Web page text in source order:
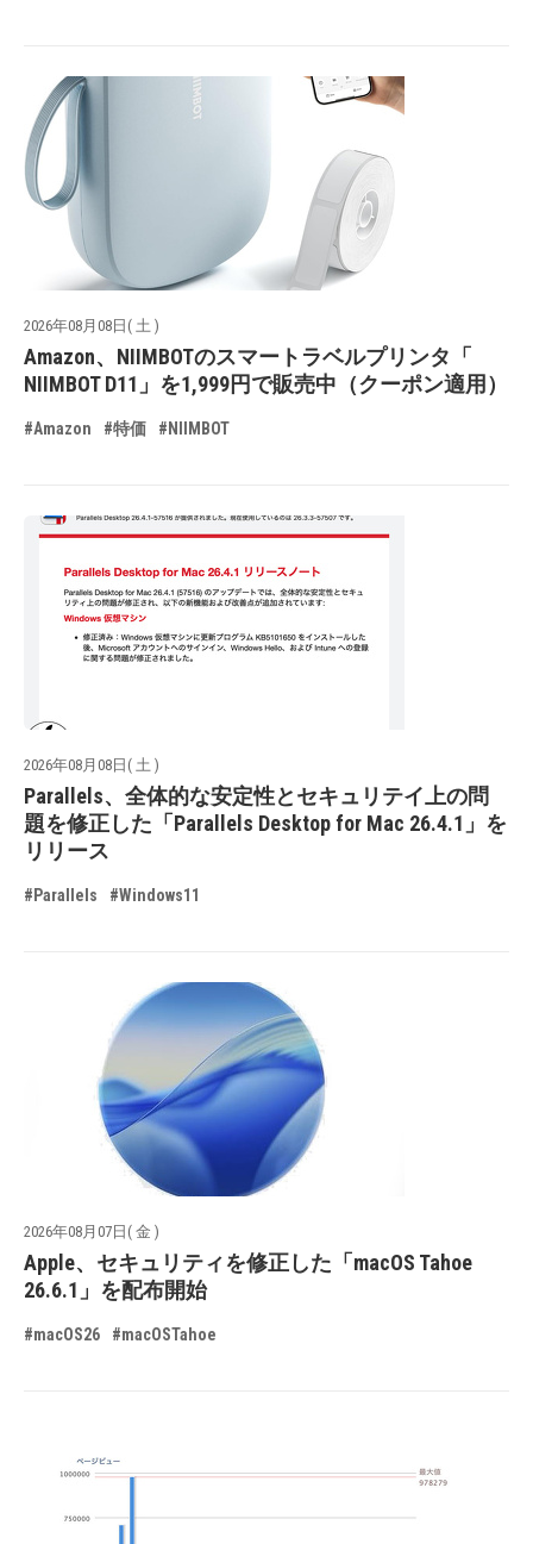
2026年08月08日( 土 )
Amazon、NIIMBOTのスマートラベルプリンタ「
NIIMBOT D11」を1,999円で販売中（クーポン適用）
#Amazon #特価 #NIIMBOT
2026年08月08日( 土 )
Parallels、全体的な安定性とセキュリテイ上の問
題を修正した「Parallels Desktop for Mac 26.4.1」を
リリース
#Parallels #Windows11
2026年08月07日( 金 )
Apple、セキュリティを修正した「macOS Tahoe
26.6.1」を配布開始
#macOS26 #macOSTahoe